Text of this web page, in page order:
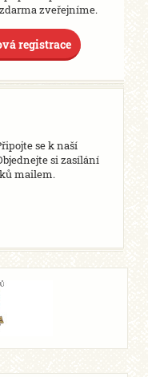
zveřejníme.
registrace
se k naší
si zasílání
mailem.